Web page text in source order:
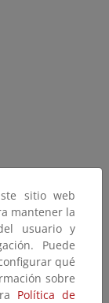
pide
disponible en este
sitio web
mantener la
usuario y
Puede
qué
sobre
Política de